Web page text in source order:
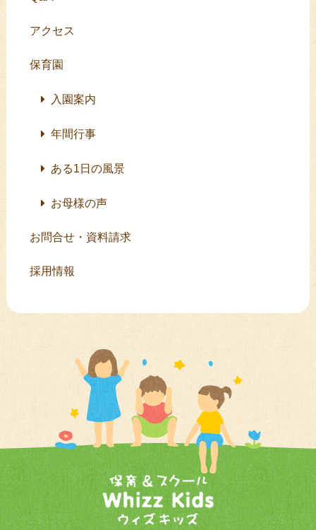
アクセス
保育園
入園案内
年間行事
ある1日の風景
お母様の声
お問合せ・資料請求
採用情報